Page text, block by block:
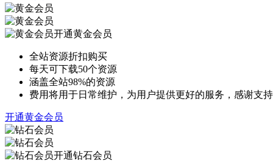
开通黄金会员
全站资源折扣购买
每天可下载50个资源
涵盖全站98%的资源
费用将用于日常维护，为用户提供更好的服务，感谢支持
开通黄金会员
开通钻石会员